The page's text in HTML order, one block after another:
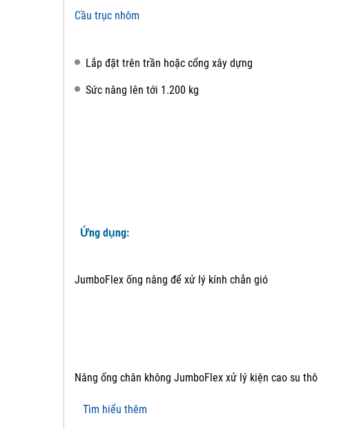
Cầu trục nhôm
Lắp đặt trên trần hoặc cổng xây dựng
Sức nâng lên tới 1.200 kg
Ứng dụng:
JumboFlex ống nâng để xử lý kính chắn gió
Nâng ống chân không JumboFlex xử lý kiện cao su thô
Tìm hiểu thêm